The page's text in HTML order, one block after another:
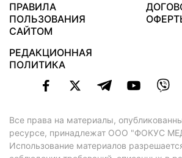
ПРАВИЛА
ПОЛЬЗОВАНИЯ
САЙТОМ
РЕДАКЦИОННАЯ
ПОЛИТИКА
Все права на материалы,
ресурсе, принадлежат ООО "ФОКУС
Использование материалов